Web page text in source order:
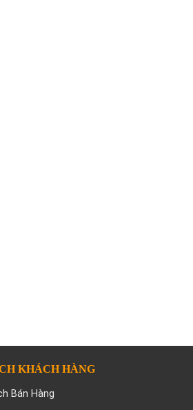
KHÁCH HÀNG
Bán Hàng